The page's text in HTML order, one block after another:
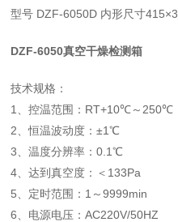
型号 DZF-6050D 内形尺寸
DZF-6050真空干燥检测箱
技术规格：
1、控温范围：RT+10℃～250℃
2、恒温波动度：±1℃
3、温度分辨率：0.1℃
4、达到真空度：＜133Pa
5、定时范围：1～9999min
6、电源电压：AC220V/50HZ